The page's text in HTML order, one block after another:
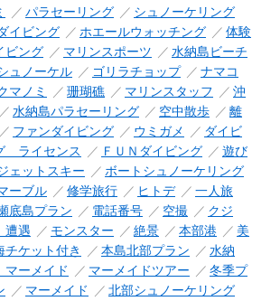
パラセーリング
シュノーケリング
イビング
ホエールウォッチング
体験
ビング
マリンスポーツ
水納島ビーチ
ュノーケル
ゴリラチョップ
ナマコ
マノミ
珊瑚礁 マリンスタッフ
沖
水納島パラセーリング 空中散歩
離
ファンダイビング ウミガメ
ダイビ
ライセンス
ＦＵＮダイビング
遊び
ェットスキー
ボートシュノーケリング
ーブル
修学旅行 ヒトデ
一人旅
底島プラン
電話番号 空撮
クジ
遇
モンスター 絶景 本部港
美
チケット付き
本島北部プラン
水納
ーメイド
マーメイドツアー
冬季プ
マーメイド
北部シュノーケリング